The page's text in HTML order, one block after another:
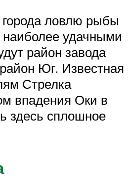
ловлю рыбы
наиболее удачными
район завода
Юг. Известная
Стрелка
впадения Оки в
здесь сплошное